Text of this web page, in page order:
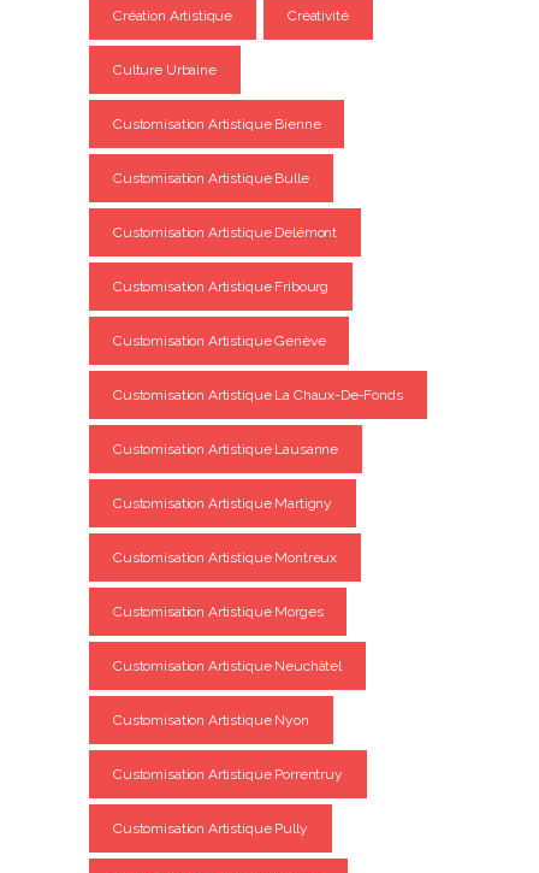
Création Artistique Créativité
Culture Urbaine
Customisation Artistique Bienne
Customisation Artistique Bulle
Customisation Artistique Delémont
Customisation Artistique Fribourg
Customisation Artistique Genève
Customisation Artistique La Chaux-De-Fonds
Customisation Artistique Lausanne
Customisation Artistique Martigny
Customisation Artistique Montreux
Customisation Artistique Morges
Customisation Artistique Neuchâtel
Customisation Artistique Nyon
Customisation Artistique Porrentruy
Customisation Artistique Pully